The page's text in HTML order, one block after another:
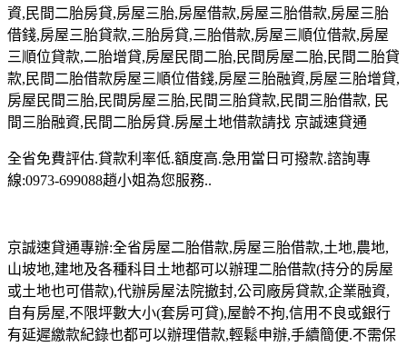
資,民間二胎房貸,房屋三胎,房屋借款,房屋三胎借款,房屋三胎
借錢,房屋三胎貸款,三胎房貸,三胎借款,房屋三順位借款,房屋
三順位貸款,二胎增貸,房屋民間二胎,民間房屋二胎,民間二胎貸
款,民間二胎借款房屋三順位借錢,房屋三胎融資,房屋三胎增貸,
房屋民間三胎,民間房屋三胎,民間三胎貸款,民間三胎借款, 民
間三胎融資,民間二胎房貸.房屋土地借款請找 京誠速貸通
全省免費評估.貸款利率低.額度高.急用當日可撥款.諮詢專
線:0973-699088趙小姐為您服務..
京誠速貸通專辦:全省房屋二胎借款,房屋三胎借款,土地,農地,
山坡地,建地及各種科目土地都可以辦理二胎借款(持分的房屋
或土地也可借款),代辦房屋法院撤封,公司廠房貸款,企業融資,
自有房屋,不限坪數大小(套房可貸),屋齡不拘,信用不良或銀行
有延遲繳款紀錄也都可以辦理借款,輕鬆申辦,手續簡便.不需保